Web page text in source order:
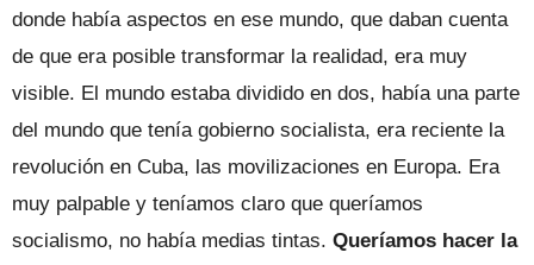
donde había aspectos en ese mundo, que daban cuenta
de que era posible transformar la realidad, era muy
visible. El mundo estaba dividido en dos, había una parte
del mundo que tenía gobierno socialista, era reciente la
revolución en Cuba, las movilizaciones en Europa. Era
muy palpable y teníamos claro que queríamos
socialismo, no había medias tintas. Queríamos hacer la